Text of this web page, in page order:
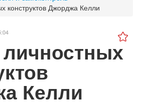
конструктов Джорджа Келли
Келли